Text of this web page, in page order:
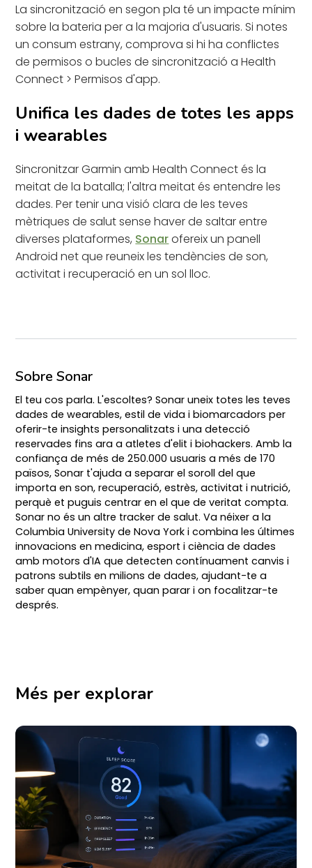
La sincronització en segon pla té un impacte mínim
sobre la bateria per a la majoria d'usuaris. Si notes
un consum estrany, comprova si hi ha conflictes
de permisos o bucles de sincronització a Health
Connect > Permisos d'app.
Unifica les dades de totes les apps
i wearables
Sincronitzar Garmin amb Health Connect és la
meitat de la batalla; l'altra meitat és entendre les
dades. Per tenir una visió clara de les teves
mètriques de salut sense haver de saltar entre
diverses plataformes, Sonarofereix un panell
Android net que reuneix les tendències de son,
activitat i recuperació en un sol lloc.
Sobre Sonar
El teu cos parla. L'escoltes? Sonar uneix totes les teves
dades de wearables, estil de vida i biomarcadors per
oferir-te insights personalitzats i una detecció
reservades fins ara a atletes d'elit i biohackers. Amb la
confiança de més de 250.000 usuaris a més de 170
països, Sonar t'ajuda a separar el soroll del que
importa en son, recuperació, estrès, activitat i nutrició,
perquè et puguis centrar en el que de veritat compta.
Sonar no és un altre tracker de salut. Va néixer a la
Columbia University de Nova York i combina les últimes
innovacions en medicina, esport i ciència de dades
amb motors d'IA que detecten contínuament canvis i
patrons subtils en milions de dades, ajudant-te a
saber quan empènyer, quan parar i on focalitzar-te
després.
Més per explorar